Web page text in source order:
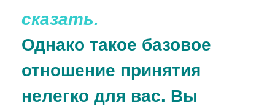
сказать.
Однако такое базовое
отношение принятия
нелегко для вас. Вы